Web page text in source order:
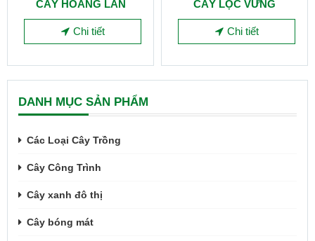
CÂY HOÀNG LAN
Chi tiết
CÂY LỘC VỪNG
Chi tiết
DANH MỤC SẢN PHẨM
Các Loại Cây Trồng
Cây Công Trình
Cây xanh đô thị
Cây bóng mát